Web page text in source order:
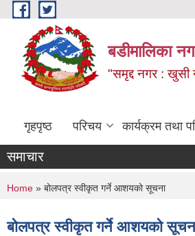
Skip to main content
बडीमालिका
"समृद्द नगर : खुसी
गृहपृष्ठ परिचय कार्यक्रम तथा
समाचार
You are here
Home » बोलपत्र स्वीकृत गर्ने आशयको सूचना
बोलपत्र स्वीकृत गर्ने आशयको